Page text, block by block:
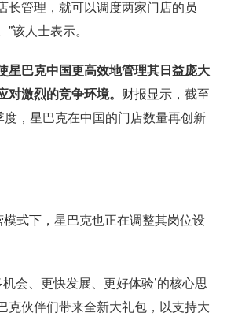
长管理，就可以调度两家门店的员
该人士表示。
星巴克中国更高效地管理其日益庞大
对激烈的竞争环境。 财报显示，截至
，星巴克在中国的门店数量再创新
模式下，星巴克也正在调整其岗位设
机会、更快发展、更好体验’的核心思
克伙伴们带来全新大礼包，以支持大